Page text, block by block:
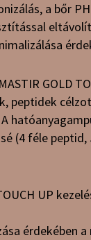
a bőr
GOLD
peptidek
(4 féle
UP
érdekében